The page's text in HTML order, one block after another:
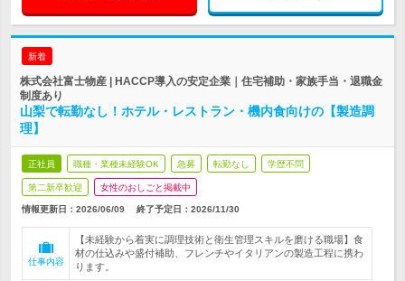
新着
株式会社富士物産 | HACCP導入の安定企業｜住宅補助・家族手当・退職金
制度あり
山梨で転勤なし！ホテル・レストラン・機内食向けの【製造調
理】
正社員 職種・業種未経験OK 急募 転勤なし 学歴不問
第二新卒歓迎 女性のおしごと掲載中
情報更新日：2026/06/09 終了予定日： 2026/11/30
仕事内容
【未経験から着実に調理技術と衛生管理スキルを磨ける職場】食
材の仕込みや盛付補助、フレンチやイタリアンの製造工程に携わ
ります。